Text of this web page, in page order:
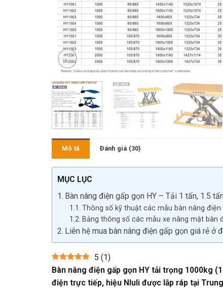
Mô tả Đánh giá (30)
MỤC LỤC
Bàn nâng điện gấp gọn HY – Tải 1 tấn, 1.5
Thông số kỹ thuật các mẫu bàn nâng điện
Bảng thông số các mẫu xe nâng mặt bàn
Liên hệ mua bàn nâng điện gấp gọn giá rẻ ở
5 (1)
Bàn nâng điện gấp gọn HY tải trọng 1000kg
điện trực tiếp, hiệu NIuli được lắp ráp tại